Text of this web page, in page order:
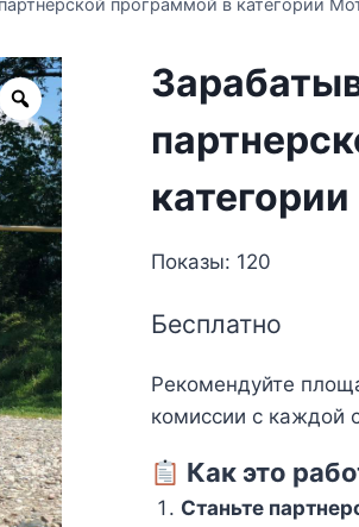
Zoom
Показы: 120
Бесплатно
Рекомендуйте
комиссии с каждой
Как это
Станьте